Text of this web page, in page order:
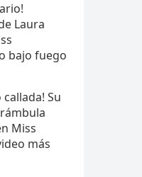
Laura
bajo fuego
callada! Su
Miss
más